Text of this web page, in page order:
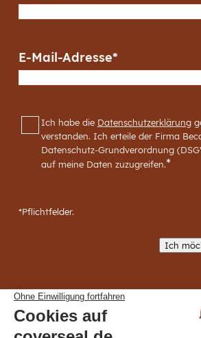
E-Mail-Adresse*
RGPD*
Ich habe die Datenschutzerklärung
verstanden. Ich erteile der Firma
Datenschutz-Grundverordnung
auf meine Daten zuzugreifen.*
*Pflichtfelder.
Ich